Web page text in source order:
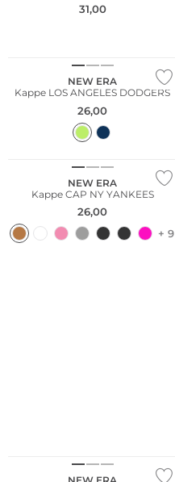
31,00
NEW ERA
Kappe LOS ANGELES DODGERS
26,00
NEW ERA
Kappe CAP NY YANKEES
26,00
+ 9